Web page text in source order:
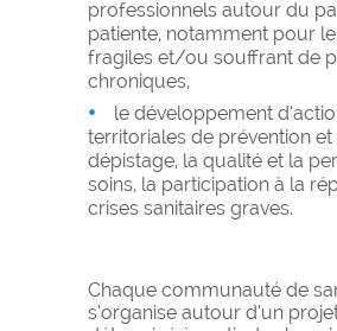
professionnels autour du
patiente, notamment pour
fragiles et/ou souffrant de
chroniques,
le développement
territoriales de prévention et
dépistage, la qualité et la
soins, la participation à la
crises sanitaires graves.
Chaque communauté de
s’organise autour d’un